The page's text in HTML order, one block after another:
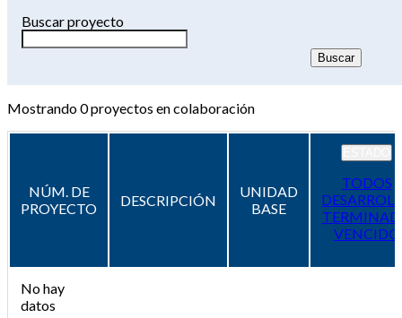
Buscar proyecto
Mostrando0proyectos en colaboración
NÚM. DE
PROYECTO
DESCRIPCIÓN
UNIDAD
BASE
TODOS
VENCIDO
No hay
datos